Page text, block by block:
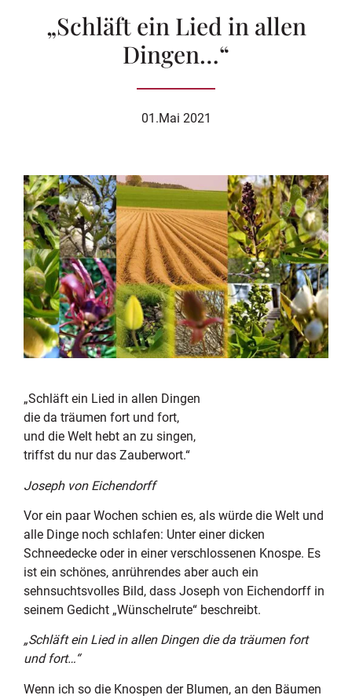
„Schläft ein Lied in allen
Dingen…“
01.Mai 2021
„Schläft ein Lied in allen Dingen
die da träumen fort und fort,
und die Welt hebt an zu singen,
triffst du nur das Zauberwort.“
Joseph von Eichendorff
Vor ein paar Wochen schien es, als würde die Welt und
alle Dinge noch schlafen: Unter einer dicken
Schneedecke oder in einer verschlossenen Knospe. Es
ist ein schönes, anrührendes aber auch ein
sehnsuchtsvolles Bild, dass Joseph von Eichendorff in
seinem Gedicht „Wünschelrute“ beschreibt.
„Schläft ein Lied in allen Dingen die da träumen fort
und fort…“
Wenn ich so die Knospen der Blumen, an den Bäumen